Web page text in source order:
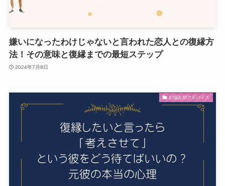
嫌いになったわけじゃないと言われた恋人との復縁方
法！その意味と復縁までの最短ステップ
2024年7月8日
お悩み別アドバイス